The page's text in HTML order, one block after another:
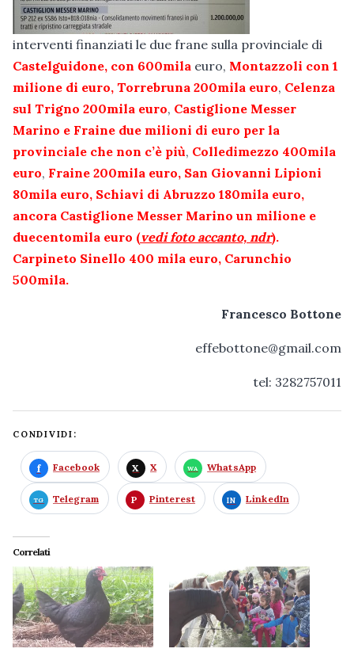
interventi finanziati le due frane sulla provinciale di
Castelguidone, con 600mila euro, Montazzoli con 1
milione di euro, Torrebruna 200mila euro, Celenza
sul Trigno 200mila euro, Castiglione Messer
Marino e Fraine due milioni di euro per la
provinciale che non c’è più, Colledimezzo 400mila
euro, Fraine 200mila euro, San Giovanni Lipioni
80mila euro, Schiavi di Abruzzo 180mila euro,
ancora Castiglione Messer Marino un milione e
duecentomila euro (vedi foto accanto, ndr).
Carpineto Sinello 400 mila euro, Carunchio
500mila.
Francesco Bottone
effebottone@gmail.com
tel: 3282757011
CONDIVIDI:
Facebook X WhatsApp
Telegram Pinterest LinkedIn
Correlati